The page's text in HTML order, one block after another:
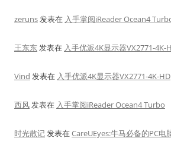
zeruns发表在 入手掌阅iReader Ocean4
王东东发表在 入手优派4K显示器VX2771-4K-
Vind 发表在 入手优派4K显示器VX2771-4K-HD
西风发表在 入手掌阅iReader Ocean4 Turbo
时光散记发表在CareUEyes:牛马必备的PC电